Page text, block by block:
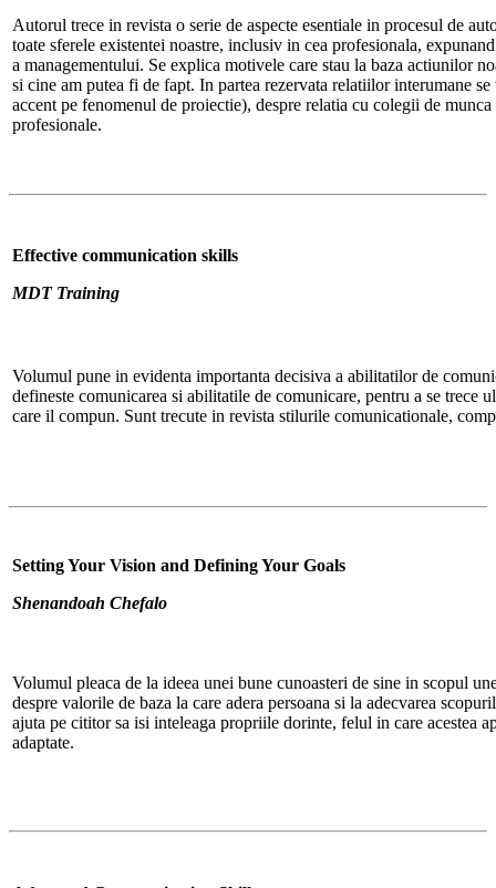
Autorul trece in revista o serie de aspecte esentiale in procesul de
toate sferele existentei noastre, inclusiv in cea profesionala,
a managementului. Se explica motivele care stau la baza actiunilor
si cine am putea fi de fapt. In partea rezervata relatiilor interumane
accent pe fenomenul de proiectie), despre relatia cu colegii de
profesionale.
Effective communication skills
MDT Training
Volumul pune in evidenta importanta decisiva a abilitatilor de
defineste comunicarea si abilitatile de comunicare, pentru a se trece
care il compun. Sunt trecute in revista stilurile comunicationale,
Setting Your Vision and Defining Your Goals
Shenandoah Chefalo
Volumul pleaca de la ideea unei bune cunoasteri de sine in scopul
despre valorile de baza la care adera persoana si la adecvarea
ajuta pe cititor sa isi inteleaga propriile dorinte, felul in care acestea
adaptate.